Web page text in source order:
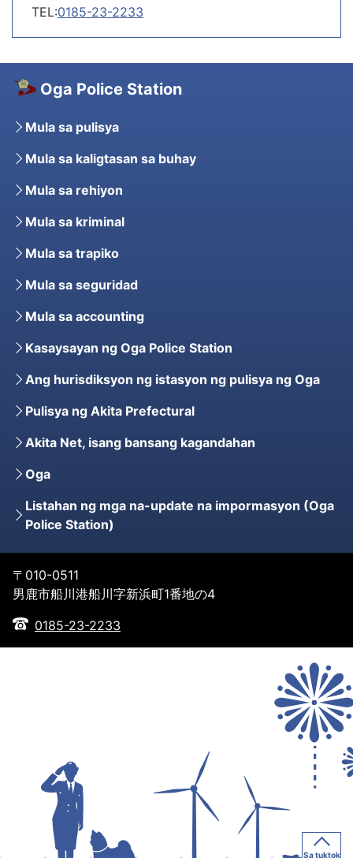
TEL:0185-23-2233
Oga Police Station
Mula sa pulisya
Mula sa kaligtasan sa buhay
Mula sa rehiyon
Mula sa kriminal
Mula sa trapiko
Mula sa seguridad
Mula sa accounting
Kasaysayan ng Oga Police Station
Ang hurisdiksyon ng istasyon ng pulisya ng Oga
Pulisya ng Akita Prefectural
Akita Net, isang bansang kagandahan
Oga
Listahan ng mga na-update na impormasyon (Oga
Police Station)
〒010-0511
男鹿市船川港船川字新浜町1番地の4
0185-23-2233
Sa tuktok